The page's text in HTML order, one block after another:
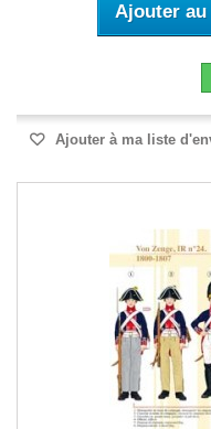
Ajouter au
Ajouter à ma liste